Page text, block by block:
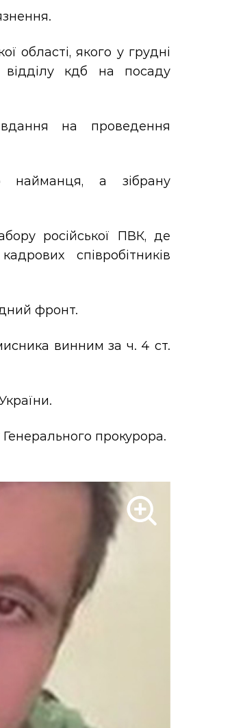
області, якого у грудні
кдб на посаду
на проведення
найманця, а зібрану
російської ПВК, де
співробітників
фронт.
винним за ч. 4 ст.
прокурора.